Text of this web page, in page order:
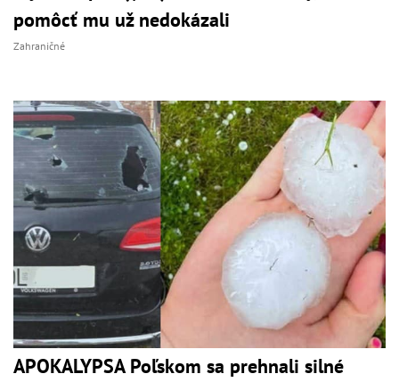
pomôcť mu už nedokázali
Zahraničné
APOKALYPSA Poľskom sa prehnali silné